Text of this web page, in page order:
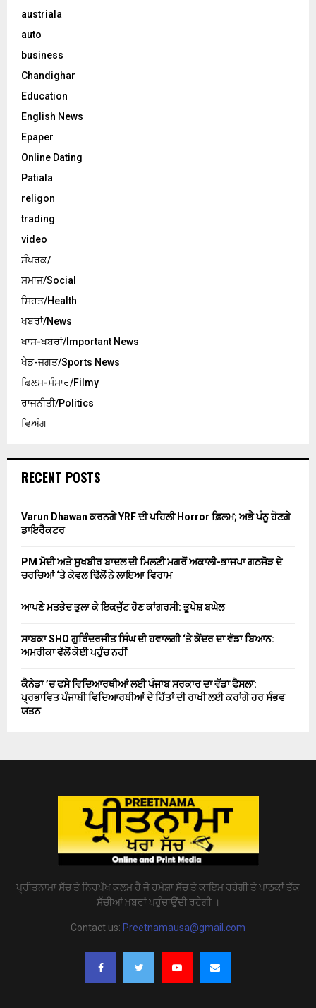
austriala
auto
business
Chandighar
Education
English News
Epaper
Online Dating
Patiala
religon
trading
video
ਸੰਪਰਕ/
ਸਮਾਜ/Social
ਸਿਹਤ/Health
ਖਬਰਾਂ/News
ਖਾਸ-ਖਬਰਾਂ/Important News
ਖੇਡ-ਜਗਤ/Sports News
ਫਿਲਮ-ਸੰਸਾਰ/Filmy
ਰਾਜਨੀਤੀ/Politics
ਵਿਅੰਗ
RECENT POSTS
Varun Dhawan ਕਰਨਗੇ YRF ਦੀ ਪਹਿਲੀ Horror ਫ਼ਿਲਮ; ਅਭੈ ਪੰਨੂ ਹੋਣਗੇ
ਡਾਇਰੈਕਟਰ
PM ਮੋਦੀ ਅਤੇ ਸੁਖਬੀਰ ਬਾਦਲ ਦੀ ਮਿਲਣੀ ਮਗਰੋਂ ਅਕਾਲੀ-ਭਾਜਪਾ ਗਠਜੋੜ ਦੇ
ਚਰਚਿਆਂ ‘ਤੇ ਕੇਵਲ ਢਿੱਲੋਂ ਨੇ ਲਾਇਆ ਵਿਰਾਮ
ਆਪਣੇ ਮਤਭੇਦ ਭੁਲਾ ਕੇ ਇਕਜੁੱਟ ਹੋਣ ਕਾਂਗਰਸੀ: ਭੂਪੇਸ਼ ਬਘੇਲ
ਸਾਬਕਾ SHO ਗੁਰਿੰਦਰਜੀਤ ਸਿੰਘ ਦੀ ਹਵਾਲਗੀ ‘ਤੇ ਕੇਂਦਰ ਦਾ ਵੱਡਾ ਬਿਆਨ:
ਅਮਰੀਕਾ ਵੱਲੋਂ ਕੋਈ ਪਹੁੰਚ ਨਹੀਂ
ਕੈਨੇਡਾ ’ਚ ਫਸੇ ਵਿਦਿਆਰਥੀਆਂ ਲਈ ਪੰਜਾਬ ਸਰਕਾਰ ਦਾ ਵੱਡਾ ਫੈਸਲਾ:
ਪ੍ਰਭਾਵਿਤ ਪੰਜਾਬੀ ਵਿਦਿਆਰਥੀਆਂ ਦੇ ਹਿੱਤਾਂ ਦੀ ਰਾਖੀ ਲਈ ਕਰਾਂਗੇ ਹਰ ਸੰਭਵ
ਯਤਨ
ਪ੍ਰੀਤਨਾਮਾ ਸੱਚ ਤੇ ਨਿਰਪੱਖ ਕਲਮ ਹੈ ਜੋ ਹਮੇਸ਼ਾ ਸੱਚ ਤੇ ਕਾਇਮ ਰਹੇਗੀ ਤੇ ਪਾਠਕਾਂ ਤੱਕ
ਸੱਚੀਆਂ ਖ਼ਬਰਾਂ ਪਹੁੰਚਾਉਂਦੀ ਰਹੇਗੀ ।
Contact us: Preetnamausa@gmail.com